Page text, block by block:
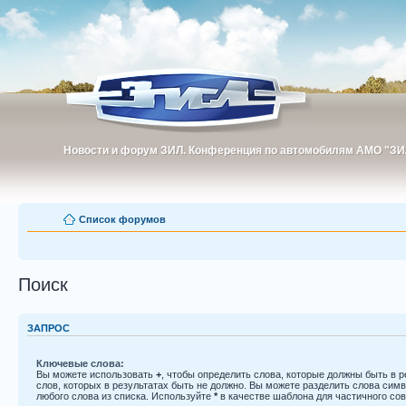
Новости и форум ЗИЛ. Конференция по автомобилям АМО
Новости и форум ЗИЛ. Конференция по автомобилям АМО
Список форумов
Поиск
ЗАПРОС
Ключевые слова:
Вы можете использовать+ , чтобы определить слова, которые должны быть в
слов, которых в результатах быть не должно. Вы можете разделить слова
любого слова из списка. Используйте* в качестве шаблона для частичного